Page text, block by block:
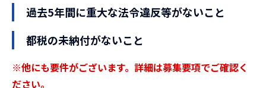
過去5年間に重大な法令違反等がないこと
都税の未納付がないこと
※他にも要件がございます。詳細は募集要項でご確認く
ださい。